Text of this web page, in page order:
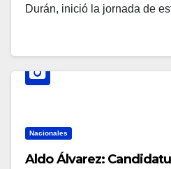
Durán, inició la jornada de
Nacionales
Aldo Álvarez: